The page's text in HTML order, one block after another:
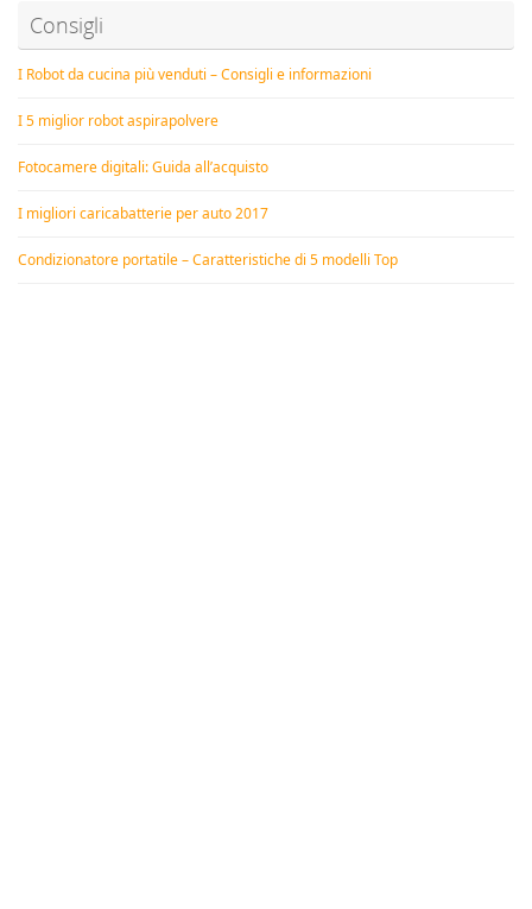
Consigli
I Robot da cucina più venduti – Consigli e informazioni
I 5 miglior robot aspirapolvere
Fotocamere digitali: Guida all’acquisto
I migliori caricabatterie per auto 2017
Condizionatore portatile – Caratteristiche di 5 modelli Top